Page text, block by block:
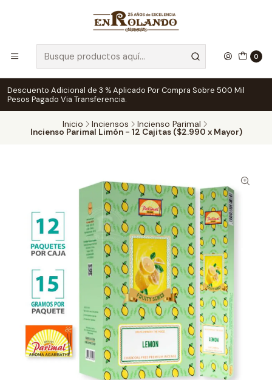
0
Descuento Adicional de 3 % Aplicado Por Compra Sobre 500 Mil
Pesos Pagado Via Transferencia.
Inicio Inciensos Incienso Parimal
Incienso Parimal Limón - 12 Cajitas ($2.990 x Mayor)